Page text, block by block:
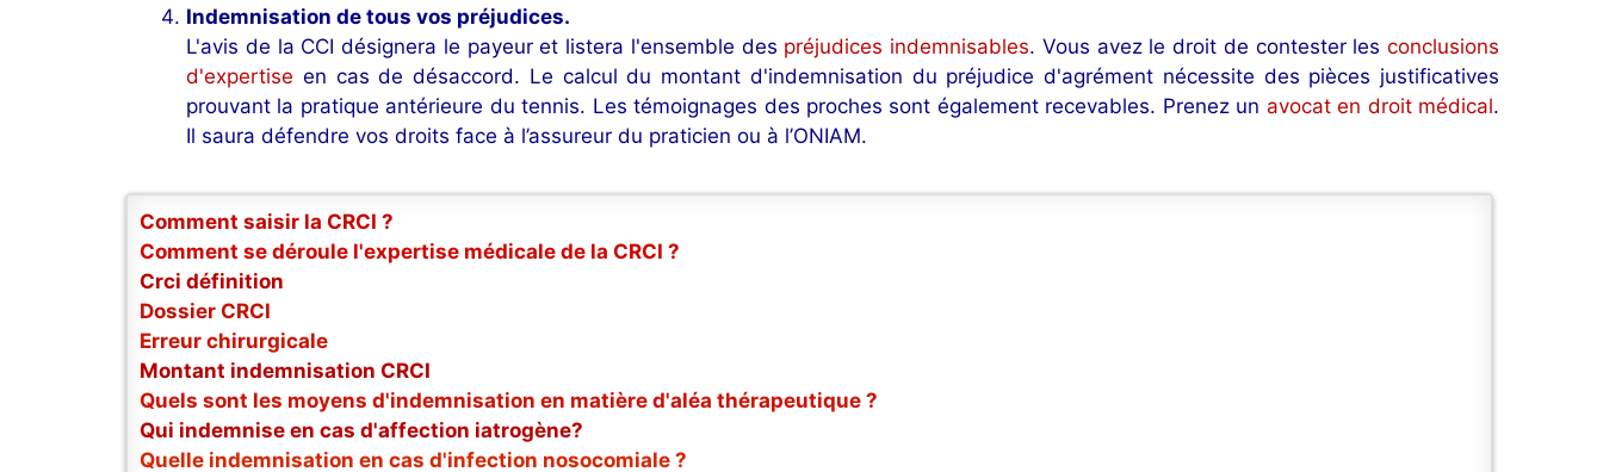
Indemnisation de tous vos préjudices.
L'avis de la CCI désignera le payeur et listera l'ensemble des préjudices indemnisables. Vous avez le droit de contester les conclusions
d'expertise en cas de désaccord. Le calcul du montant d'indemnisation du préjudice d'agrément nécessite des pièces justificatives
prouvant la pratique antérieure du tennis. Les témoignages des proches sont également recevables. Prenez un avocat en droit médical.
Il saura défendre vos droits face à l’assureur du praticien ou à l’ONIAM.
Comment saisir la CRCI ?
Comment se déroule l'expertise médicale de la CRCI ?
Crci définition
Dossier CRCI
Erreur chirurgicale
Montant indemnisation CRCI
Quels sont les moyens d'indemnisation en matière d'aléa thérapeutique ?
Qui indemnise en cas d'affection iatrogène?
Quelle indemnisation en cas d'infection nosocomiale ?